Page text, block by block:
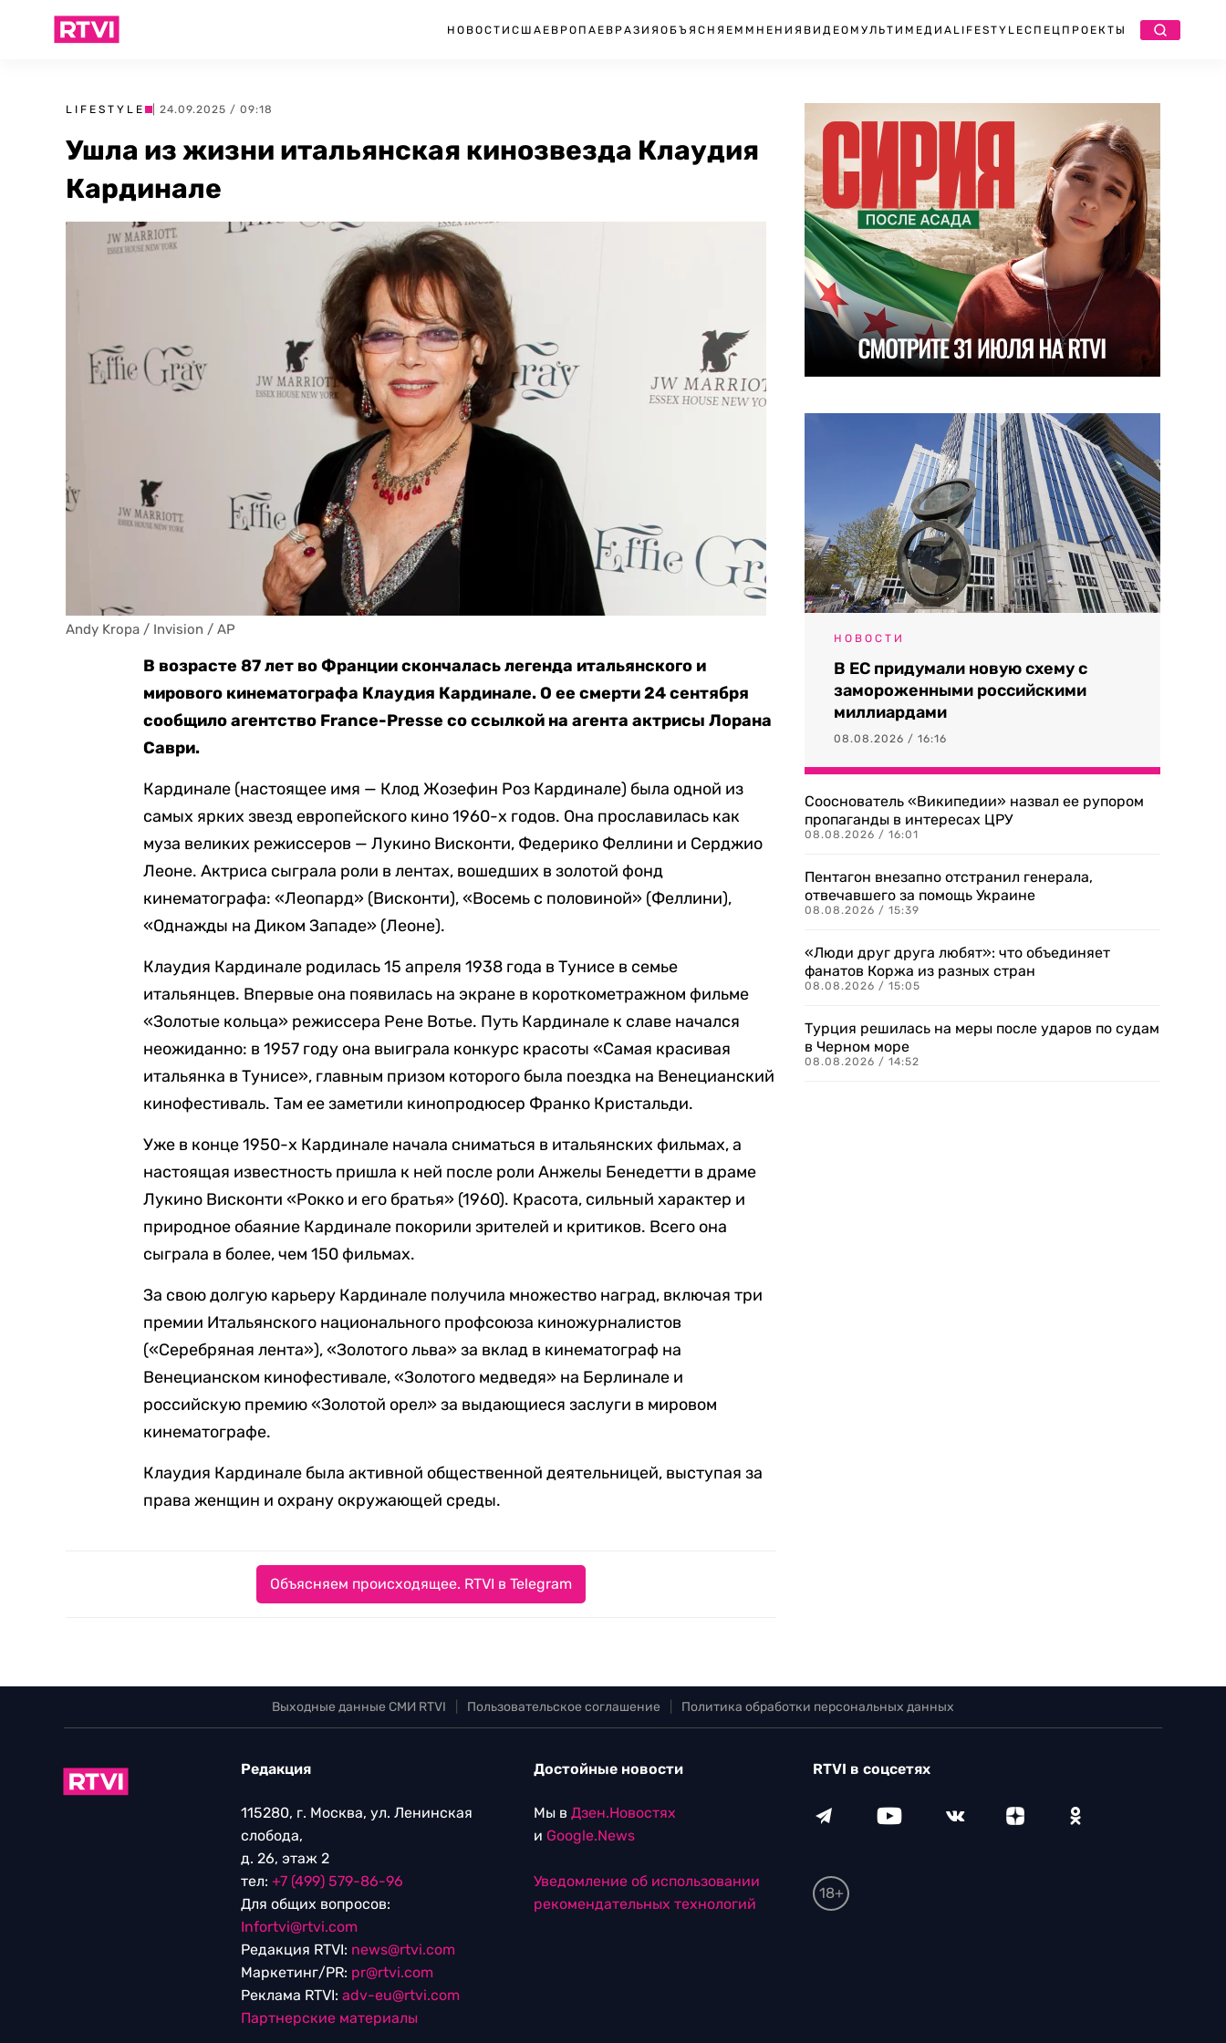
НОВОСТИ США ЕВРОПА ЕВРАЗИЯ ОБЪЯСНЯЕМ МНЕНИЯ ВИДЕО МУЛЬТИМЕДИА LIFESTYLEСПЕЦПРОЕКТЫ
LIFESTYLE | 24.09.2025 / 09:18
Ушла из жизни итальянская кинозвезда Клаудия
Кардинале
Andy Kropa / Invision / AP
В возрасте 87 лет во Франции скончалась легенда итальянского и
мирового кинематографа Клаудия Кардинале. О ее смерти 24 сентября
сообщило агентство France-Presse со ссылкой на агента актрисы Лорана
Саври.
Кардинале (настоящее имя — Клод Жозефин Роз Кардинале) была одной из
самых ярких звезд европейского кино 1960-х годов. Она прославилась как
муза великих режиссеров — Лукино Висконти, Федерико Феллини и Серджио
Леоне. Актриса сыграла роли в лентах, вошедших в золотой фонд
кинематографа: «Леопард» (Висконти), «Восемь с половиной» (Феллини),
«Однажды на Диком Западе» (Леоне).
Клаудия Кардинале родилась 15 апреля 1938 года в Тунисе в семье
итальянцев. Впервые она появилась на экране в короткометражном фильме
«Золотые кольца» режиссера Рене Вотье. Путь Кардинале к славе начался
неожиданно: в 1957 году она выиграла конкурс красоты «Самая красивая
итальянка в Тунисе», главным призом которого была поездка на Венецианский
кинофестиваль. Там ее заметили кинопродюсер Франко Кристальди.
Уже в конце 1950-х Кардинале начала сниматься в итальянских фильмах, а
настоящая известность пришла к ней после роли Анжелы Бенедетти в драме
Лукино Висконти «Рокко и его братья» (1960). Красота, сильный характер и
природное обаяние Кардинале покорили зрителей и критиков. Всего она
сыграла в более, чем 150 фильмах.
За свою долгую карьеру Кардинале получила множество наград, включая три
премии Итальянского национального профсоюза киножурналистов
(«Серебряная лента»), «Золотого льва» за вклад в кинематограф на
Венецианском кинофестивале, «Золотого медведя» на Берлинале и
российскую премию «Золотой орел» за выдающиеся заслуги в мировом
кинематографе.
Клаудия Кардинале была активной общественной деятельницей, выступая за
права женщин и охрану окружающей среды.
Объясняем происходящее. RTVI в Telegram
НОВОСТИ
В ЕС придумали новую схему с
замороженными российскими
миллиардами
08.08.2026 / 16:16
Сооснователь «Википедии» назвал ее рупором
пропаганды в интересах ЦРУ
08.08.2026 / 16:01
Пентагон внезапно отстранил генерала,
отвечавшего за помощь Украине
08.08.2026 / 15:39
«Люди друг друга любят»: что объединяет
фанатов Коржа из разных стран
08.08.2026 / 15:05
Турция решилась на меры после ударов по судам
в Черном море
08.08.2026 / 14:52
Выходные данные СМИ RTVI Пользовательское соглашение Политика обработки персональных данных
Редакция
115280, г. Москва, ул. Ленинская
слобода,
д. 26, этаж 2
тел: +7 (499) 579-86-96
Для общих вопросов:
Infortvi@rtvi.com
Редакция RTVI: news@rtvi.com
Маркетинг/PR: pr@rtvi.com
Реклама RTVI: adv-eu@rtvi.com
Партнерские материалы
Достойные новости
Мы в Дзен.Новостях
и Google.News
Уведомление об использовании
рекомендательных технологий
RTVI в соцсетях
18+